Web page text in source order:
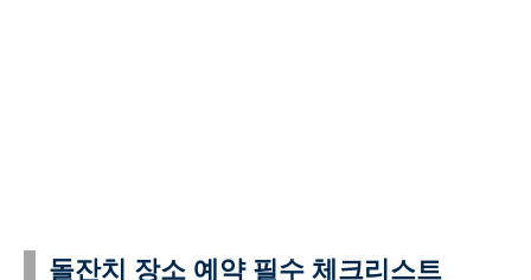
돌잔치 장소 예약 필수 체크리스트